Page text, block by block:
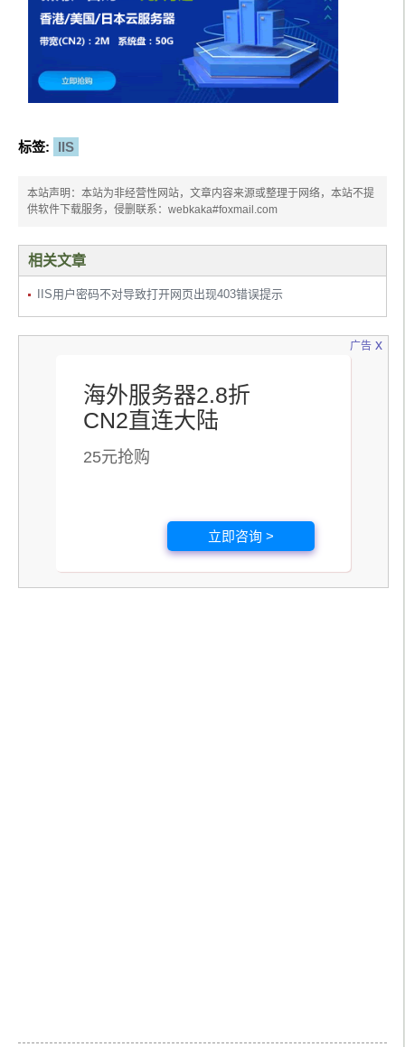
标签: IIS
本站声明：本站为非经营性网站，文章内容来源或整理于网络，本站不提
供软件下载服务，侵删联系：webkaka#foxmail.com
相关文章
IIS用户密码不对导致打开网页出现403错误提示
广告
海外服务器2.8折
CN2直连大陆
25元抢购
立即咨询 >
x